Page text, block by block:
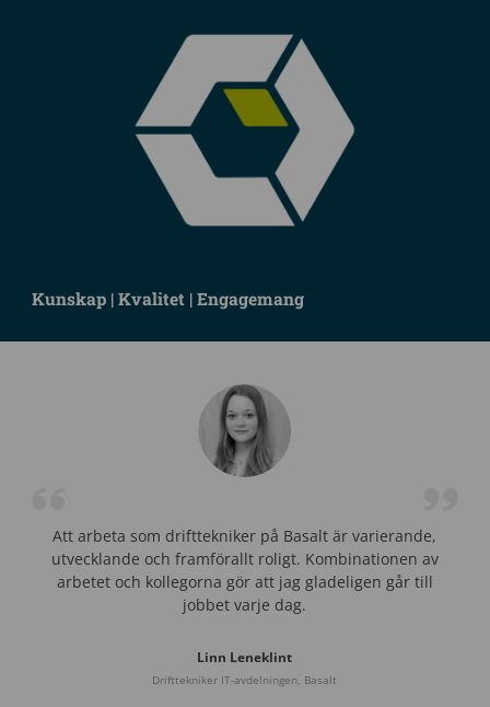
Kunskap | Kvalitet | Engagemang
Att arbeta som drifttekniker på Basalt är varierande,
utvecklande och framförallt roligt. Kombinationen av
arbetet och kollegorna gör att jag gladeligen går till
jobbet varje dag.
Linn Leneklint
Drifttekniker IT-avdelningen, Basalt